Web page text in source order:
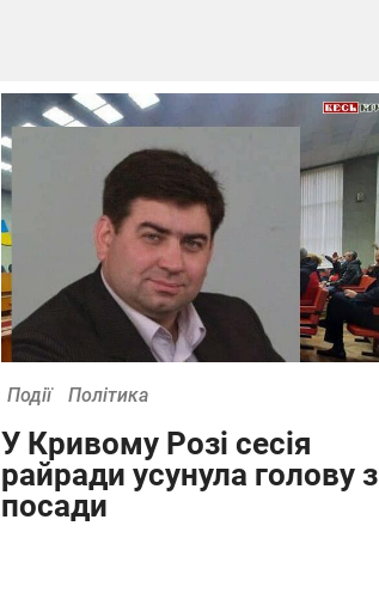
Події Політика
У Кривому Розі сесія
райради усунула голову з
посади